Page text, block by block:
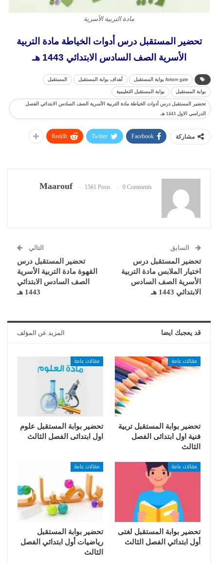
مادة التربية الأسرية
تحضير المستقبل درس أدوات الخياطة مادة التربية
الأسرية الصف السادس الابتدائي 1443 هـ
future gate بوابة المستقبل أهداف بوابة المستقبل المستقبل
بوابة المستقبل بوابة المستقبل التعليمية
تحضير المستقبل درس أدوات الخياطة مادة التربية الأسرية الصف السادس الابتدائي الفصل
الدراسي الاول 1443 هـ
مشاركة Facebook
Twitter
ReddIt
Maarouf 1561 Posts 0 Comments
السابق
تحضير المستقبل درس
اختيار الملابس مادة التربية
الأسرية الصف السادس
الابتدائي 1443 هـ
التالي
تحضير المستقبل درس
القهوة مادة التربية الأسرية
الصف السادس الابتدائي
1443 هـ
قد يعجبك ايضا المزيد عن المؤلف
مقالات عامة
تحضير بوابة المستقبل تربية
فنية اول ابتدائى الفصل
الثالث
مقالات عامة
تحضير بوابة المستقبل علوم
اول ابتدائى الفصل الثالث
مقالات عامة
تحضير بوابة المستقبل لغتى
أول ابتدائي الفصل الثالث
مقالات عامة
تحضير بوابة المستقبل
رياضيات أول ابتدائي الفصل
الثالث